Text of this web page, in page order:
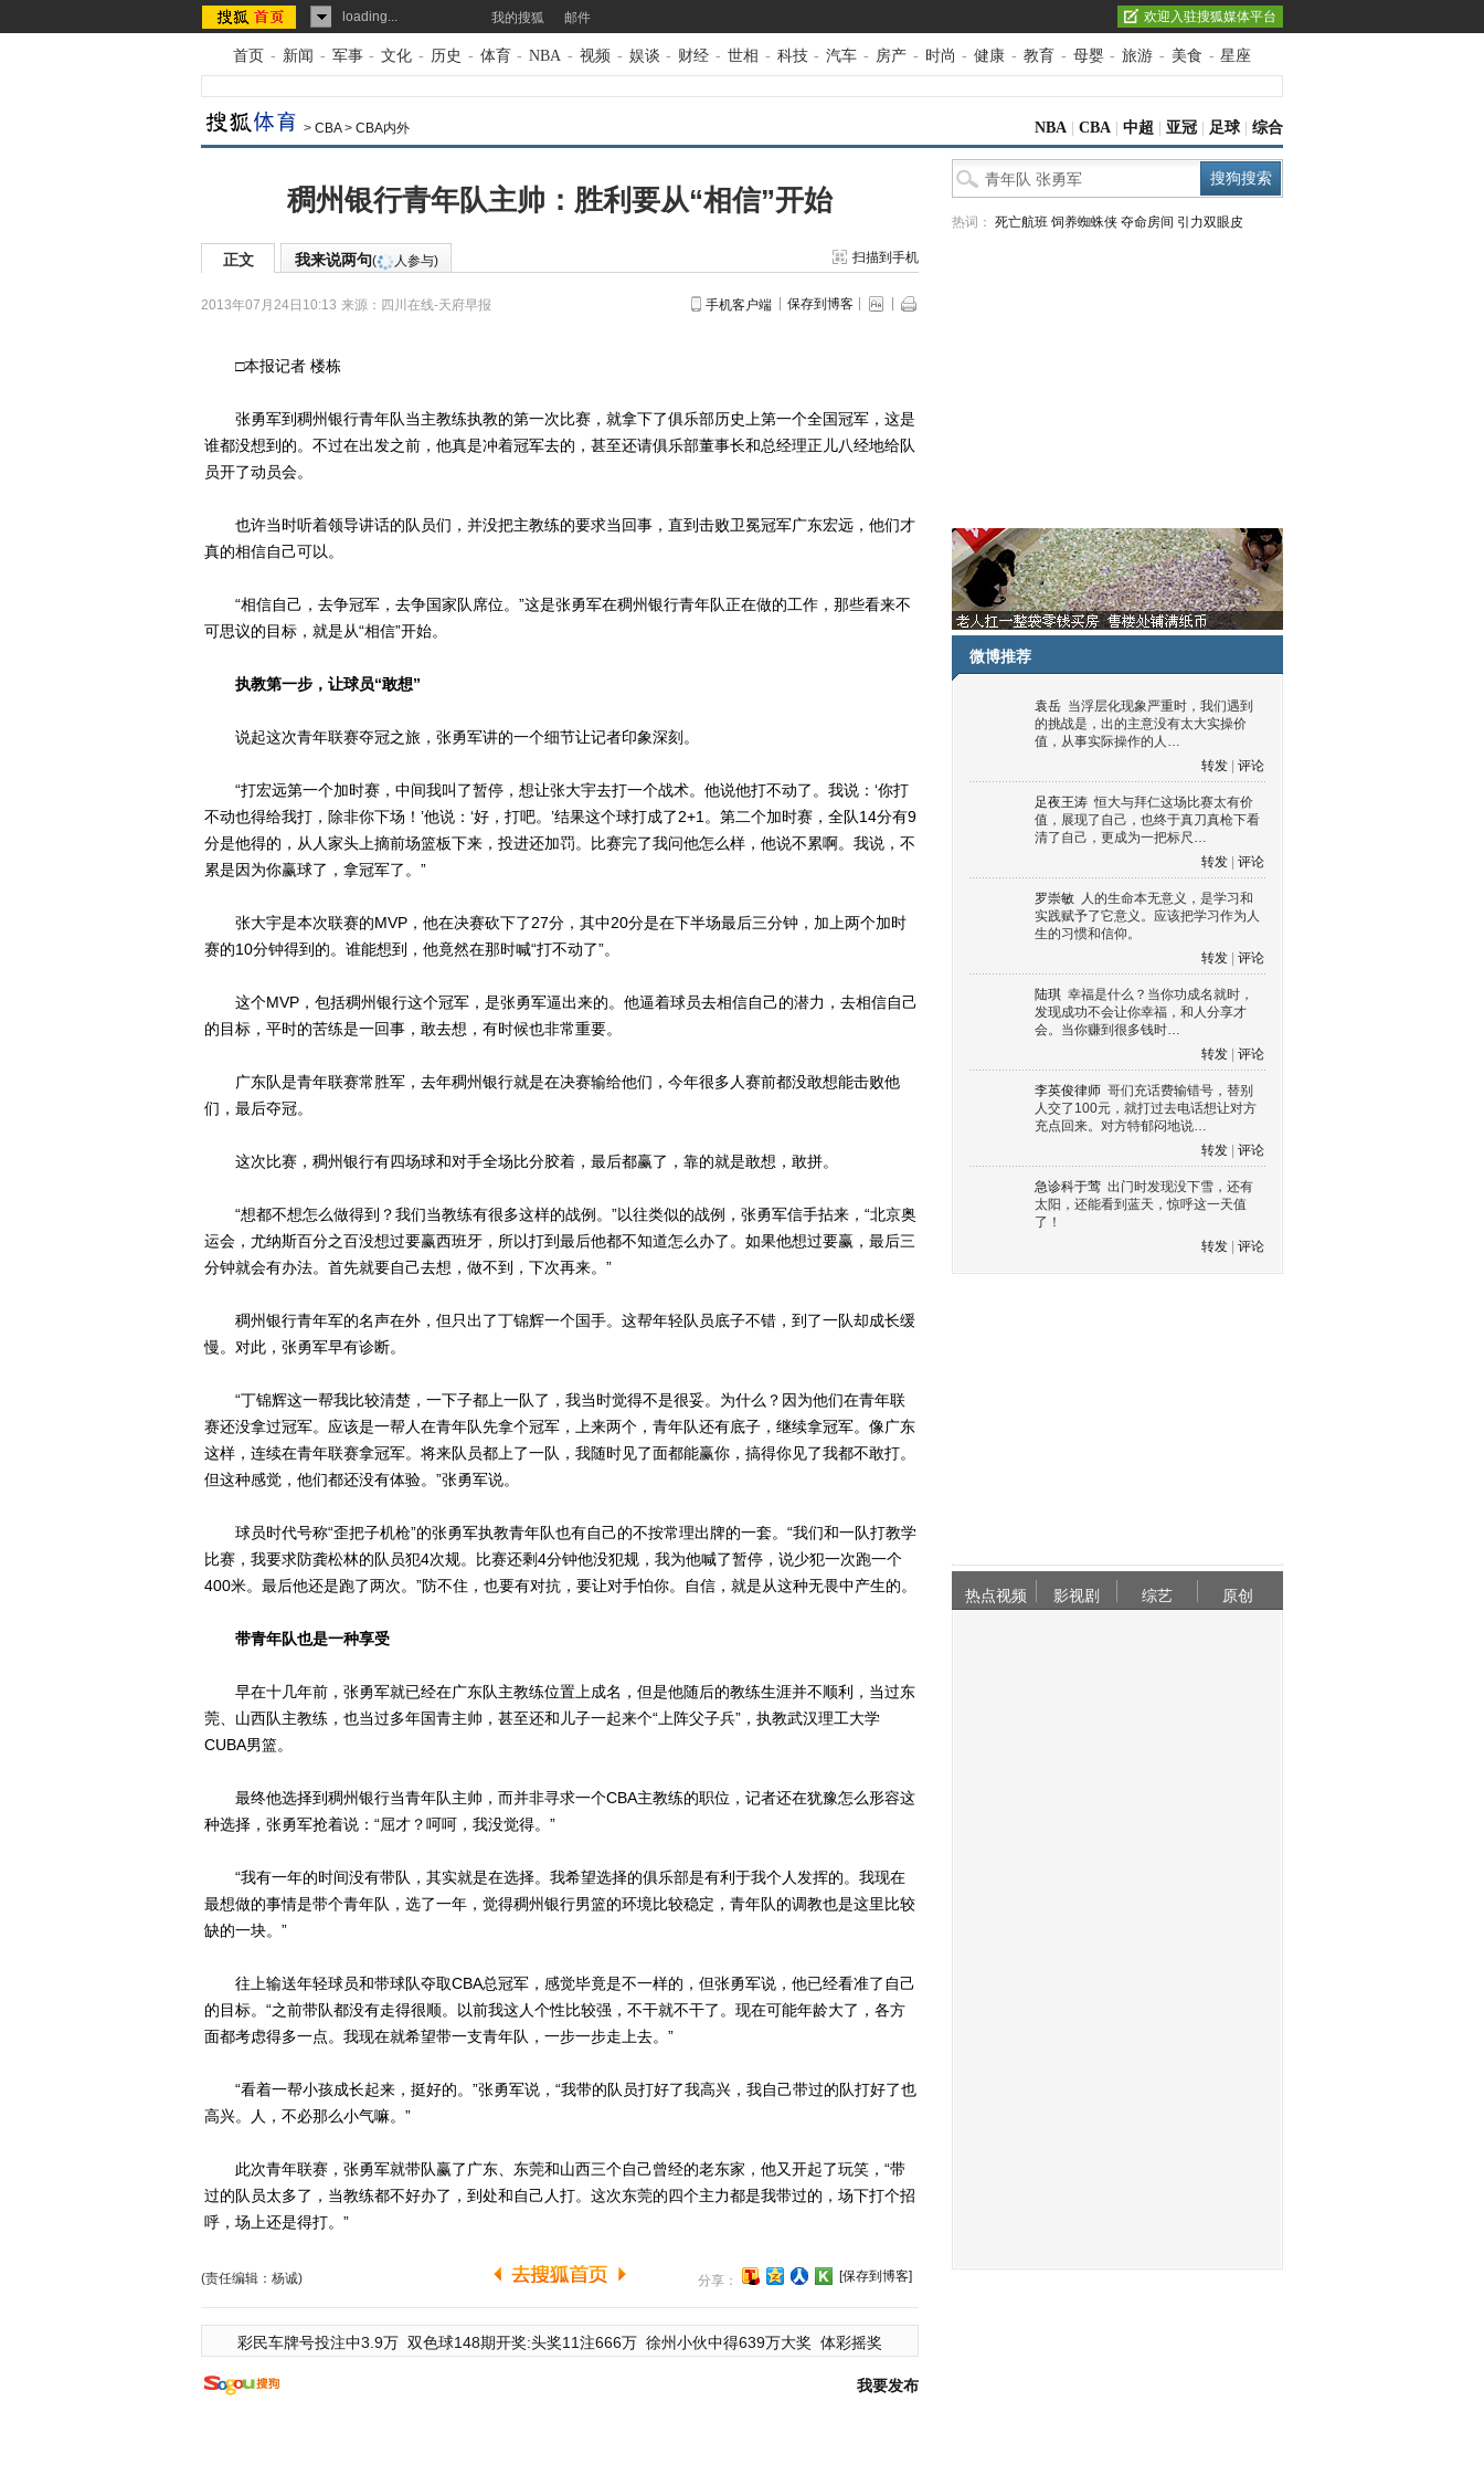
loading... 我的搜狐 邮件 欢迎入驻搜狐媒体平台
首页 - 新闻 - 军事 - 文化 - 历史 - 体育 - NBA - 视频 - 娱谈 - 财经 - 世相 - 科技 - 汽车 - 房产 - 时尚 - 健康 - 教育 - 母婴 - 旅游 - 美食 - 星座
> CBA> CBA内外 NBA CBA 中超 亚冠 足球 综合
稠州银行青年队主帅：胜利要从“相信”开始
正文 我来说两句( 人参与) 扫描到手机
2013年07月24日10:13 来源： 四川在线-天府早报 手机客户端 保存到博客
□本报记者 楼栋
张勇军到稠州银行青年队当主教练执教的第一次比赛，就拿下了俱乐部历史上第一个全国冠军，这是
谁都没想到的。不过在出发之前，他真是冲着冠军去的，甚至还请俱乐部董事长和总经理正儿八经地给队
员开了动员会。
也许当时听着领导讲话的队员们，并没把主教练的要求当回事，直到击败卫冕冠军广东宏远，他们才
真的相信自己可以。
“相信自己，去争冠军，去争国家队席位。”这是张勇军在稠州银行青年队正在做的工作，那些看来不
可思议的目标，就是从“相信”开始。
执教第一步，让球员“敢想”
说起这次青年联赛夺冠之旅，张勇军讲的一个细节让记者印象深刻。
“打宏远第一个加时赛，中间我叫了暂停，想让张大宇去打一个战术。他说他打不动了。我说：‘你打
不动也得给我打，除非你下场！’他说：‘好，打吧。’结果这个球打成了2+1。第二个加时赛，全队14分有9
分是他得的，从人家头上摘前场篮板下来，投进还加罚。比赛完了我问他怎么样，他说不累啊。我说，不
累是因为你赢球了，拿冠军了。”
张大宇是本次联赛的MVP，他在决赛砍下了27分，其中20分是在下半场最后三分钟，加上两个加时
赛的10分钟得到的。谁能想到，他竟然在那时喊“打不动了”。
这个MVP，包括稠州银行这个冠军，是张勇军逼出来的。他逼着球员去相信自己的潜力，去相信自己
的目标，平时的苦练是一回事，敢去想，有时候也非常重要。
广东队是青年联赛常胜军，去年稠州银行就是在决赛输给他们，今年很多人赛前都没敢想能击败他
们，最后夺冠。
这次比赛，稠州银行有四场球和对手全场比分胶着，最后都赢了，靠的就是敢想，敢拼。
“想都不想怎么做得到？我们当教练有很多这样的战例。”以往类似的战例，张勇军信手拈来，“北京奥
运会，尤纳斯百分之百没想过要赢西班牙，所以打到最后他都不知道怎么办了。如果他想过要赢，最后三
分钟就会有办法。首先就要自己去想，做不到，下次再来。”
稠州银行青年军的名声在外，但只出了丁锦辉一个国手。这帮年轻队员底子不错，到了一队却成长缓
慢。对此，张勇军早有诊断。
“丁锦辉这一帮我比较清楚，一下子都上一队了，我当时觉得不是很妥。为什么？因为他们在青年联
赛还没拿过冠军。应该是一帮人在青年队先拿个冠军，上来两个，青年队还有底子，继续拿冠军。像广东
这样，连续在青年联赛拿冠军。将来队员都上了一队，我随时见了面都能赢你，搞得你见了我都不敢打。
但这种感觉，他们都还没有体验。”张勇军说。
球员时代号称“歪把子机枪”的张勇军执教青年队也有自己的不按常理出牌的一套。“我们和一队打教学
比赛，我要求防龚松林的队员犯4次规。比赛还剩4分钟他没犯规，我为他喊了暂停，说少犯一次跑一个
400米。最后他还是跑了两次。”防不住，也要有对抗，要让对手怕你。自信，就是从这种无畏中产生的。
带青年队也是一种享受
早在十几年前，张勇军就已经在广东队主教练位置上成名，但是他随后的教练生涯并不顺利，当过东
莞、山西队主教练，也当过多年国青主帅，甚至还和儿子一起来个“上阵父子兵”，执教武汉理工大学
CUBA男篮。
最终他选择到稠州银行当青年队主帅，而并非寻求一个CBA主教练的职位，记者还在犹豫怎么形容这
种选择，张勇军抢着说：“屈才？呵呵，我没觉得。”
“我有一年的时间没有带队，其实就是在选择。我希望选择的俱乐部是有利于我个人发挥的。我现在
最想做的事情是带个青年队，选了一年，觉得稠州银行男篮的环境比较稳定，青年队的调教也是这里比较
缺的一块。”
往上输送年轻球员和带球队夺取CBA总冠军，感觉毕竟是不一样的，但张勇军说，他已经看准了自己
的目标。“之前带队都没有走得很顺。以前我这人个性比较强，不干就不干了。现在可能年龄大了，各方
面都考虑得多一点。我现在就希望带一支青年队，一步一步走上去。”
“看着一帮小孩成长起来，挺好的。”张勇军说，“我带的队员打好了我高兴，我自己带过的队打好了也
高兴。人，不必那么小气嘛。”
此次青年联赛，张勇军就带队赢了广东、东莞和山西三个自己曾经的老东家，他又开起了玩笑，“带
过的队员太多了，当教练都不好办了，到处和自己人打。这次东莞的四个主力都是我带过的，场下打个招
呼，场上还是得打。”
(责任编辑：杨诚) 分享： [保存到博客]
彩民车牌号投注中3.9万 双色球148期开奖:头奖11注666万 徐州小伙中得639万大奖 体彩摇奖
我要发布
热词： 死亡航班 饲养蜘蛛侠 夺命房间 引力双眼皮
微博推荐
袁岳 当浮层化现象严重时，我们遇到
的挑战是，出的主意没有太大实操价
值，从事实际操作的人…
转发
评论
足夜王涛 恒大与拜仁这场比赛太有价
值，展现了自己，也终于真刀真枪下看
清了自己，更成为一把标尺…
转发
评论
罗崇敏 人的生命本无意义，是学习和
实践赋予了它意义。应该把学习作为人
生的习惯和信仰。
转发
评论
陆琪 幸福是什么？当你功成名就时，
发现成功不会让你幸福，和人分享才
会。当你赚到很多钱时…
转发
评论
李英俊律师 哥们充话费输错号，替别
人交了100元，就打过去电话想让对方
充点回来。对方特郁闷地说…
转发
评论
急诊科于莺 出门时发现没下雪，还有
太阳，还能看到蓝天，惊呼这一天值
了！
转发
评论
热点视频 影视剧 综艺 原创